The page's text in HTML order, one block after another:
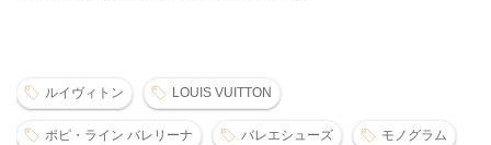
ルイヴィトン LOUIS VUITTON
ポピ・ライン バレリーナ バレエシューズ モノグラム